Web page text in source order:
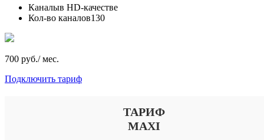
Каналыв HD-качестве
Кол-во каналов130
700 руб./ мес.
Подключить тариф
ТАРИФ
MAXI